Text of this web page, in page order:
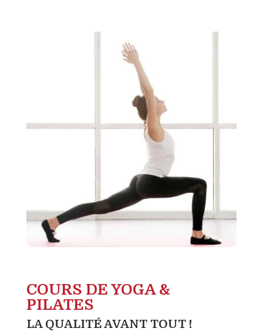
COURS DE YOGA &
PILATES
LA QUALITÉ AVANT TOUT !